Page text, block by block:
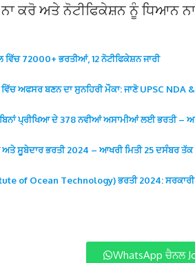
ਕਰੋ ਅਤੇ ਨੋਟੀਫਿਕੇਸ਼ਨ ਨੂੰ ਧਿਆਨ
72000+ ਭਰਤੀਆਂ, 12 ਨੋਟੀਫਿਕੇਸ਼ਨ ਜਾਰੀ
ਵਿੱਚ ਅਫਸਰ ਬਣਨ ਦਾ ਸੁਨਹਿਰੀ ਮੌਕਾ: ਜਾਣੋ UPSC
ਪ੍ਰੀਖਿਆ ਦੇ 378 ਨਵੀਆਂ ਅਸਾਮੀਆਂ ਲਈ ਭਰਤੀ –
ਅਤੇ ਸੂਬੇਦਾਰ ਭਰਤੀ 2024 – ਆਖਰੀ ਮਿਤੀ 25 ਦਸੰਬਰ
of Ocean Technology) ਭਰਤੀ 2024: ਸਰਕਾਰੀ
WhatsApp ਚੈਨਲ